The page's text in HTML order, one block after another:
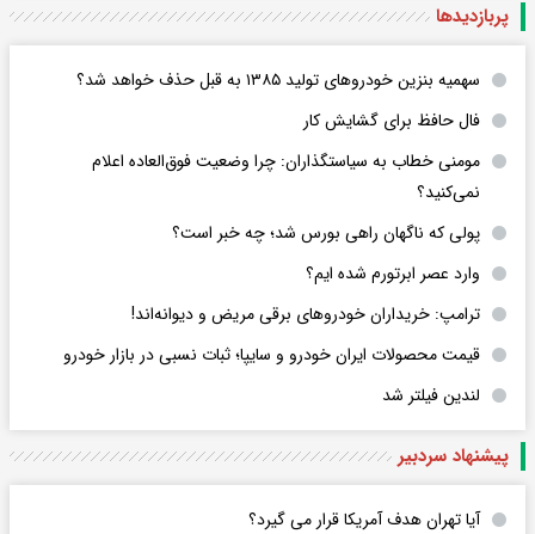
پربازدید‌ها
سهمیه بنزین خودروهای تولید ۱۳۸۵ به قبل حذف خواهد شد؟
فال حافظ برای گشایش کار
مومنی خطاب به سیاستگذاران: چرا وضعیت فوق‌العاده اعلام
نمی‌کنید؟
پولی که ناگهان راهی بورس شد؛ چه خبر است؟
وارد عصر ابرتورم شده ایم؟
ترامپ: خریداران خودروهای برقی مریض و دیوانه‌اند!
قیمت محصولات ایران خودرو و سایپا؛ ثبات نسبی در بازار خودرو
لندین فیلتر شد
پیشنهاد سردبیر
آیا تهران هدف آمریکا قرار می گیرد؟